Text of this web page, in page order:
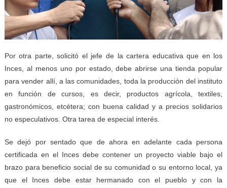
Por otra parte, solicitó el jefe de la cartera educativa que en los
Inces, al menos uno por estado, debe abrirse una tienda popular
para vender allí, a las comunidades, toda la producción del instituto
en función de cursos, es decir, productos agrícola, textiles,
gastronómicos, etcétera; con buena calidad y a precios solidarios
no especulativos. Otra tarea de especial interés.
Se dejó por sentado que de ahora en adelante cada persona
certificada en el Inces debe contener un proyecto viable bajo el
brazo para beneficio social de su comunidad o su entorno local, ya
que el Inces debe estar hermanado con el pueblo y con la